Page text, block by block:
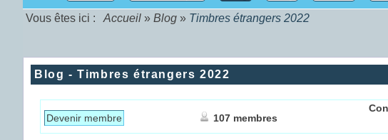
Vous êtes ici : Accueil » Blog » Timbres étrangers 2022
Blog - Timbres étrangers 2022
Devenir membre 107 membres